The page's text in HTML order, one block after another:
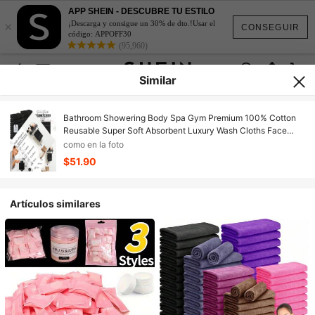
CONSEGUIR
×
APP SHEIN - DESCUBRE TU ESTILO
¡Descarga y consigue un 30% de dto.!Usar el
código: APPOFF30
(95,960)
Similar
Bathroom Showering Body Spa Gym Premium 100% Cotton
Reusable Super Soft Absorbent Luxury Wash Cloths Face
Towels
como en la foto
$51.90
Artículos similares